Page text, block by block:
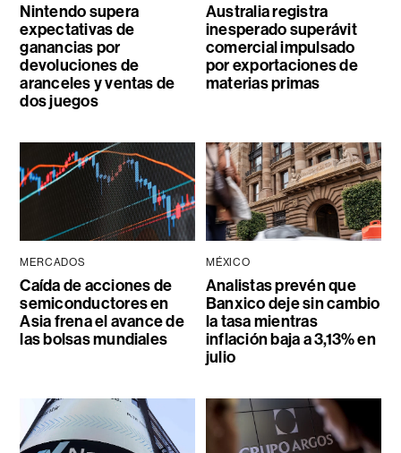
Nintendo supera
expectativas de
ganancias por
devoluciones de
aranceles y ventas de
dos juegos
Australia registra
inesperado superávit
comercial impulsado
por exportaciones de
materias primas
MERCADOS
Caída de acciones de
semiconductores en
Asia frena el avance de
las bolsas mundiales
MÉXICO
Analistas prevén que
Banxico deje sin cambio
la tasa mientras
inflación baja a 3,13% en
julio